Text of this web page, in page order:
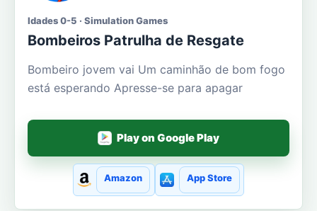
Idades 0-5 · Simulation Games
Bombeiros Patrulha de Resgate
Bombeiro jovem vai Um caminhão de bom fogo
está esperando Apresse-se para apagar
Play on Google Play
Amazon App Store